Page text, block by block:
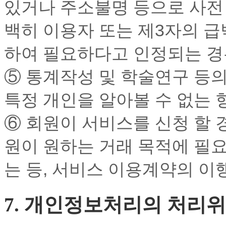
있거나 주소불명 등으로 사
백히 이용자 또는 제3자의
하여 필요하다고 인정되는
⑤ 통계작성 및 학술연구 등
특정 개인을 알아볼 수 없는
⑥ 회원이 서비스를 신청 할
원이 원하는 거래 목적에 필
는 등, 서비스 이용계약의 이
7. 개인정보처리의 처리